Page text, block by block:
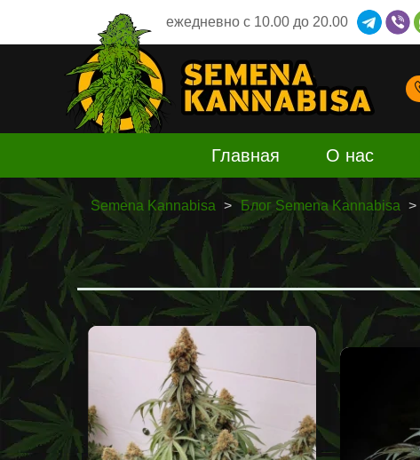
ежедневно c 10.00 до 20.00
Главная О нас
Semena Kannabisa Блог Semena Kannabisa